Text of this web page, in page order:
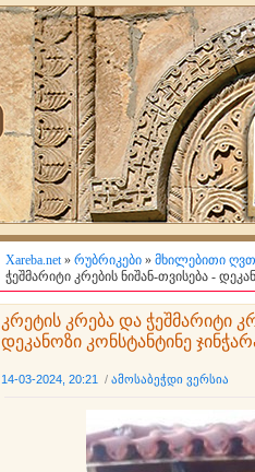
Xareba.net» რუბრიკები » მხილებითი
ჭეშმარიტი კრების ნიშან-თვისება -
კრეტის კრება და ჭეშმარიტი
დეკანოზი კონსტანტინე
14-03-2024, 20:21 / ამოსაბეჭდი ვერსია